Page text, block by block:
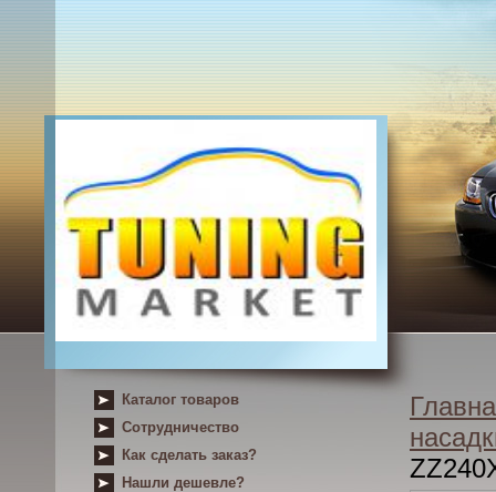
Каталог товаров
Сотрудничество
Как сделать заказ?
Нашли дешевле?